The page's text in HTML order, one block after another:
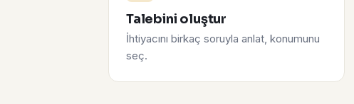
Talebini oluştur
İhtiyacını birkaç soruyla anlat, konumunu
seç.